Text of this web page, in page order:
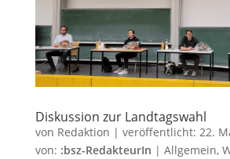
Diskussion zur Landtagswahl
von Redaktion | veröffentlicht: 22.
von: :bsz-RedakteurIn | Allgemein,